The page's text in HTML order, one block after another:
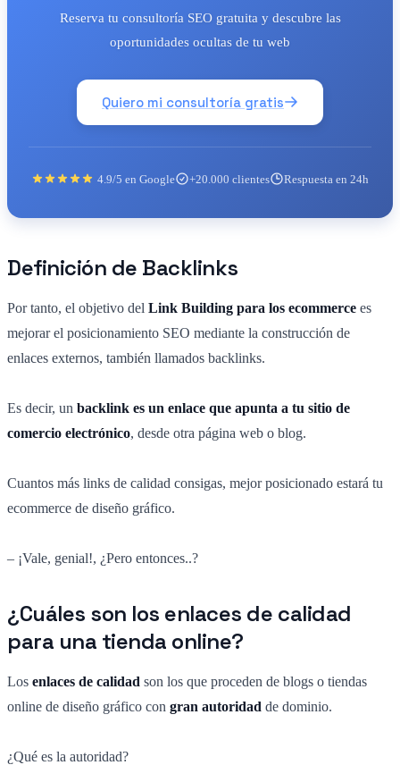
Reserva tu consultoría SEO gratuita y descubre las
oportunidades ocultas de tu web
Quiero mi consultoría gratis
4.9/5 en Google +20.000 clientes Respuesta en 24h
Definición de Backlinks
Por tanto, el objetivo del Link Building para los ecommerce es
mejorar el posicionamiento SEO mediante la construcción de
enlaces externos, también llamados backlinks.
Es decir, un backlink es un enlace que apunta a tu sitio de
comercio electrónico, desde otra página web o blog.
Cuantos más links de calidad consigas, mejor posicionado estará tu
ecommerce de diseño gráfico.
– ¡Vale, genial!, ¿Pero entonces..?
¿Cuáles son los enlaces de calidad
para una tienda online?
Los enlaces de calidad son los que proceden de blogs o tiendas
online de diseño gráfico con gran autoridad de dominio.
¿Qué es la autoridad?